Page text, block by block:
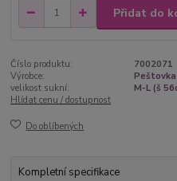
Přidat do
Číslo produktu:
7002071
Výrobce:
Peštovka
velikost sukní:
M-L (š
Hlídat cenu / dostupnost
Do oblíbených
Kompletní specifikace